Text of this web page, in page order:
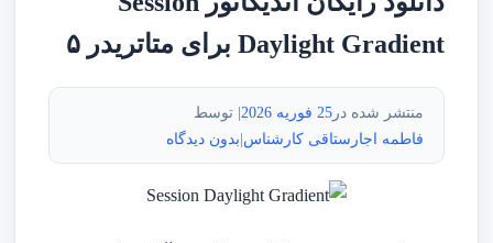
Daylight Gradient برای متاتریدر ۵
منتشر شده در25 فوریه 2026
| توسط
فاطمه اجارستاقی کارشناس|بدون دیدگاه